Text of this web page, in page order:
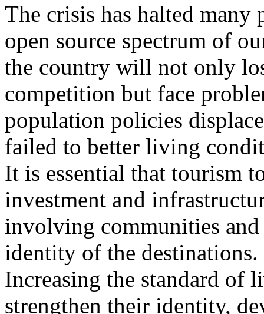
The crisis has halted
open source spectrum of
the country will not only
competition but face
population policies
failed to better living
It is essential that tourism
investment and
involving communities
identity of the destinations.
Increasing the standard of
strengthen their identity,